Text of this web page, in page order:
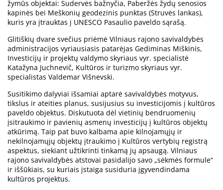
žymūs objektai: Sudervės bažnyčia, Paberžės žydų senosios
kapinės bei Meškonių geodezinis punktas (Struvės lankas),
kuris yra įtrauktas į UNESCO Pasaulio paveldo sąrašą.
Glitiškių dvare svečius priėmė Vilniaus rajono savivaldybės
administracijos vyriausiasis patarėjas Gediminas Miškinis,
Investicijų ir projektų valdymo skyriaus vyr. specialistė
Katažyna Juchnevič, Kultūros ir turizmo skyriaus vyr.
specialistas Valdemar Višnevski.
Susitikimo dalyviai išsamiai aptarė savivaldybės motyvus,
tikslus ir ateities planus, susijusius su investicijomis į kultūros
paveldo objektus. Diskutuota dėl vietinių bendruomenių
įsitraukimo ir pavienių asmenų investicijų į kultūros objektų
atkūrimą. Taip pat buvo kalbama apie kilnojamųjų ir
nekilnojamųjų objektų įtraukimo į Kultūros vertybių registrą
aspektus, siekiant užtikrinti tinkamą jų apsaugą. Vilniaus
rajono savivaldybės atstovai pasidalijo savo „sėkmės formule“
ir iššūkiais, su kuriais įstaiga susiduria įgyvendindama
kultūros projektus.